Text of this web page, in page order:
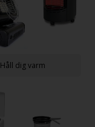
Håll dig varm